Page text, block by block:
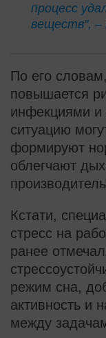
процесс
веществ", –
По его
повышается
инфекциями и
ситуацию
формируют
облегчают
Кстати,
стресс на
ранее
режим сна,
активность и
между